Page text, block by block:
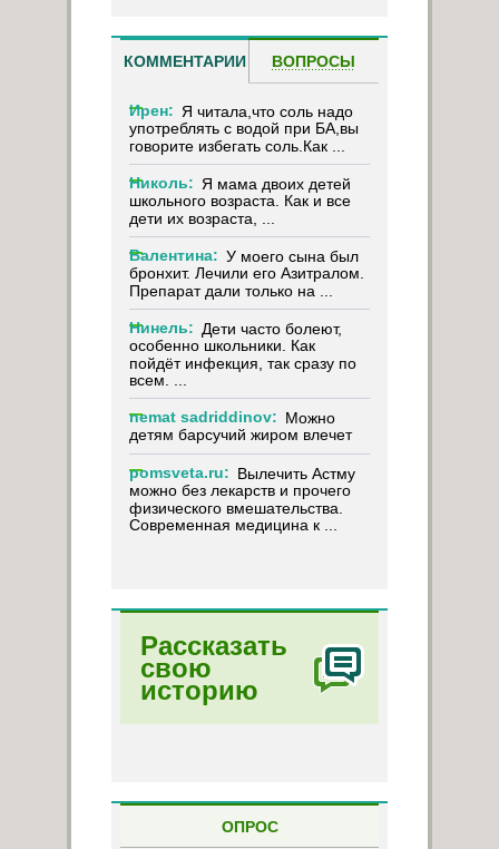
КОММЕНТАРИИ ВОПРОСЫ
Ирен: Я читала,что соль надо
употреблять с водой при БА,вы
говорите избегать соль.Как ...
Николь: Я мама двоих детей
школьного возраста. Как и все
дети их возраста, ...
Валентина: У моего сына был
бронхит. Лечили его Азитралом.
Препарат дали только на ...
Нинель: Дети часто болеют,
особенно школьники. Как
пойдёт инфекция, так сразу по
всем. ...
nemat sadriddinov: Можно
детям барсучий жиром влечет
pomsveta.ru: Вылечить Астму
можно без лекарств и прочего
физического вмешательства.
Современная медицина к ...
Рассказать
свою
историю
ОПРОС